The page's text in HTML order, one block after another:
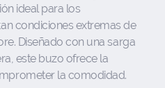
ideal para los
condiciones extremas de
Diseñado con una sarga
este buzo ofrece la
la comodidad.